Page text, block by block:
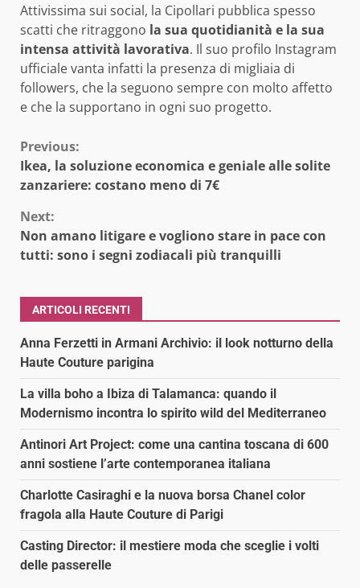
Attivissima sui social, la Cipollari pubblica spesso
scatti che ritraggono la sua quotidianità e la sua
intensa attività lavorativa. Il suo profilo Instagram
ufficiale vanta infatti la presenza di migliaia di
followers, che la seguono sempre con molto affetto
e che la supportano in ogni suo progetto.
Continue
Reading
Previous:
Ikea, la soluzione economica e geniale alle solite
zanzariere: costano meno di 7€
Next:
Non amano litigare e vogliono stare in pace con
tutti: sono i segni zodiacali più tranquilli
ARTICOLI RECENTI
Anna Ferzetti in Armani Archivio: il look notturno della
Haute Couture parigina
La villa boho a Ibiza di Talamanca: quando il
Modernismo incontra lo spirito wild del Mediterraneo
Antinori Art Project: come una cantina toscana di 600
anni sostiene l’arte contemporanea italiana
Charlotte Casiraghi e la nuova borsa Chanel color
fragola alla Haute Couture di Parigi
Casting Director: il mestiere moda che sceglie i volti
delle passerelle